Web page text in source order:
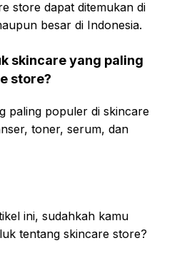
store dapat ditemukan di
besar di Indonesia.
skincare yang paling
store?
paling populer di skincare
toner, serum, dan
ini, sudahkah kamu
tentang skincare store?